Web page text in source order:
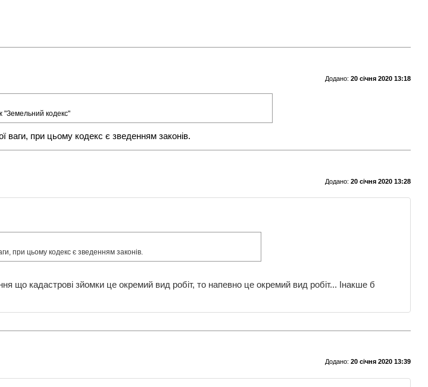
Додано: 20 січня 2020 13:18
"Земельний кодекс"
ваги, при цьому кодекс є зведенням законів.
Додано: 20 січня 2020 13:28
при цьому кодекс є зведенням законів.
що кадастрові зйомки це окремий вид робіт, то напевно це окремий вид робіт... Інакше б
Додано: 20 січня 2020 13:39